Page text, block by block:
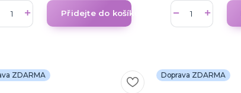
Přidejte do košíku
ZDARMA Doprava ZDARMA